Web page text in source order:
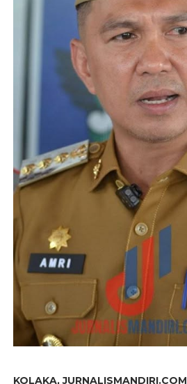
KOLAKA, JURNALISMANDIRI.COM